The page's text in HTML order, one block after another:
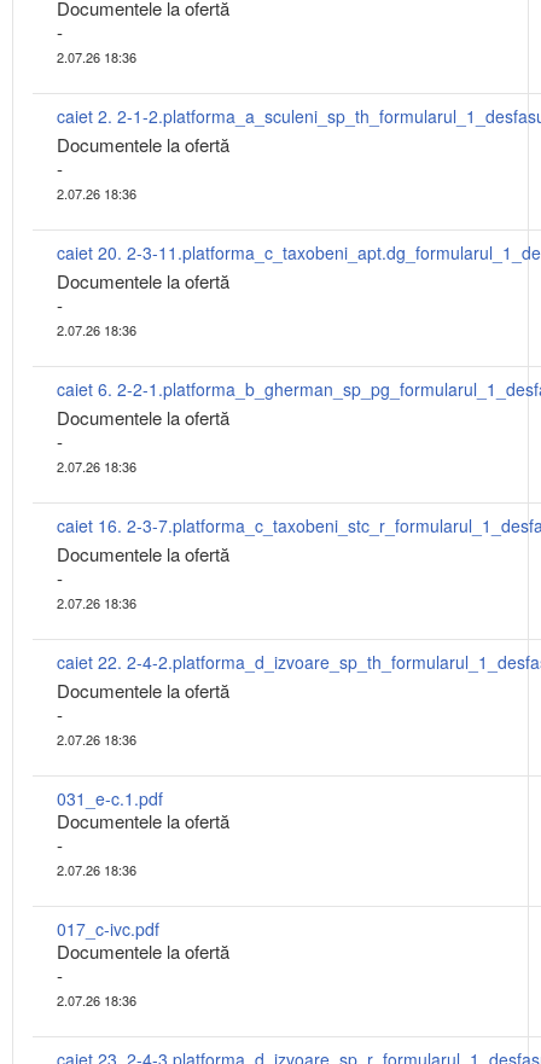
Documentele la ofertă
-
2.07.26 18:36
Documentele la ofertă
-
2.07.26 18:36
Documentele la ofertă
-
2.07.26 18:36
Documentele la ofertă
-
2.07.26 18:36
Documentele la ofertă
-
2.07.26 18:36
Documentele la ofertă
-
2.07.26 18:36
031_e-c.1.pdf
Documentele la ofertă
-
2.07.26 18:36
017_c-ivc.pdf
Documentele la ofertă
-
2.07.26 18:36